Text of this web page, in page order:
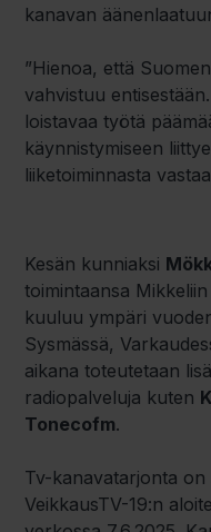
kanavan
”Hienoa, että
vahvistuu
loistavaa työtä
käynnistymiseen
liiketoiminnasta
Kesän kunniaksi
toimintaansa
kuuluu ympäri
Sysmässä,
aikana toteutetaan
radiopalveluja kuten
Tonecofm.
Tv-kanavatarjonta
VeikkausTV-19:n